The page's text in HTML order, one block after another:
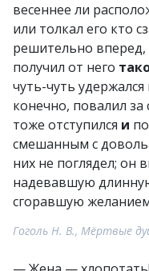
весеннее ли
или толкал его кто
решительно
получил от него
чуть-чуть
конечно, повалил
тоже отступился и
смешанным с
них не поглядел; он
надевавшую
сгоравшую желанием
Гоголь Н. В., Мёртвые